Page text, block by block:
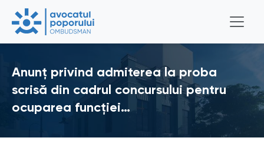
Anunț privind admiterea la proba
scrisă din cadrul concursului pentru
ocuparea funcției…